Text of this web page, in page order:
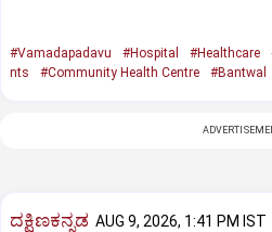
#Vamadapadavu #Hospital #Healthcare
nts
#Community Health Centre #Bantwal
ದಕ್ಷಿಣಕನ್ನಡ AUG 9, 2026, 1:41 PM IST